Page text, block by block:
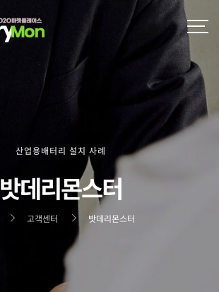
산업용배터리 설치 사례
밧데리몬스터
고객센터 밧데리몬스터